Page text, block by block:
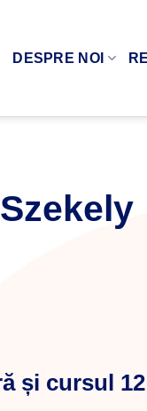
DESPRE NOI
și cursul